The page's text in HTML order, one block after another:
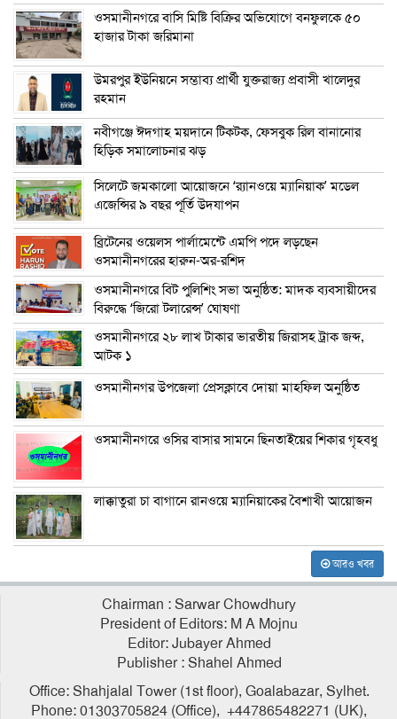
ওসমানীনগরে বাসি মিষ্টি বিক্রির অভিযোগে বনফুলকে ৫০
হাজার টাকা জরিমানা
উমরপুর ইউনিয়নে সম্ভাব্য প্রার্থী যুক্তরাজ্য প্রবাসী খালেদুর
রহমান
নবীগঞ্জে ঈদগাহ ময়দানে টিকটক, ফেসবুক রিল বানানোর
হিড়িক সমালোচনার ঝড়
সিলেটে জমকালো আয়োজনে ‘র‍্যানওয়ে ম্যানিয়াক’ মডেল
এজেন্সির ৯ বছর পূর্তি উদযাপন
ব্রিটেনের ওয়েলস পার্লামেন্টে এমপি পদে লড়ছেন
ওসমানীনগরের হারুন-অর-রশিদ
ওসমানীনগরে বিট পুলিশিং সভা অনুষ্ঠিত: মাদক ব্যবসায়ীদের
বিরুদ্ধে ‘জিরো টলারেন্স’ ঘোষণা
ওসমানীনগরে ২৮ লাখ টাকার ভারতীয় জিরাসহ ট্রাক জব্দ,
আটক ১
ওসমানীনগর উপজেলা প্রেসক্লাবে দোয়া মাহফিল অনুষ্ঠিত
ওসমানীনগরে ওসির বাসার সামনে ছিনতাইয়ের শিকার গৃহবধু
লাক্কাতুরা চা বাগানে রানওয়ে ম্যানিয়াকের বৈশাখী আয়োজন
আরও খবর
Chairman : Sarwar Chowdhury
President of Editors: M A Mojnu
Editor: Jubayer Ahmed
Publisher : Shahel Ahmed
Office: Shahjalal Tower (1st floor), Goalabazar, Sylhet.
Phone: 01303705824 (Office), +447865482271 (UK),